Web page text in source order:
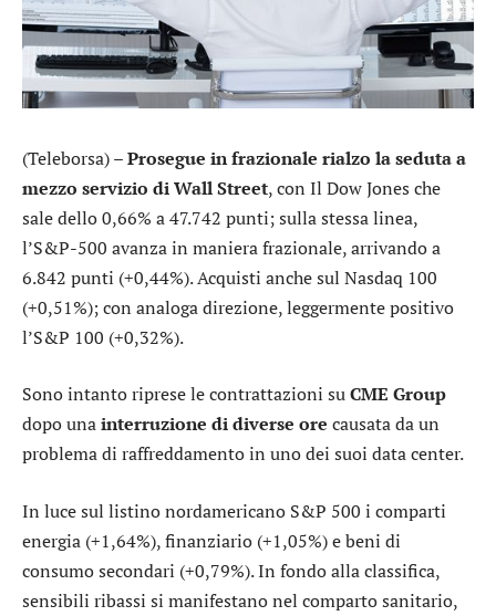
(Teleborsa) –Prosegue in frazionale rialzo la seduta a
mezzo servizio di Wall Street, con Il Dow Jones che
sale dello 0,66% a 47.742 punti; sulla stessa linea,
l’S&P-500 avanza in maniera frazionale, arrivando a
6.842 punti (+0,44%). Acquisti anche sul Nasdaq 100
(+0,51%); con analoga direzione, leggermente positivo
l’S&P 100 (+0,32%).
Sono intanto riprese le contrattazioni suCME Group
dopo unainterruzione di diverse ore causata da un
problema di raffreddamento in uno dei suoi data center.
In luce sul listino nordamericano S&P 500 i comparti
energia (+1,64%),finanziario (+1,05%) ebeni di
consumo secondari (+0,79%). In fondo alla classifica,
sensibili ribassi si manifestano nel compartosanitario,